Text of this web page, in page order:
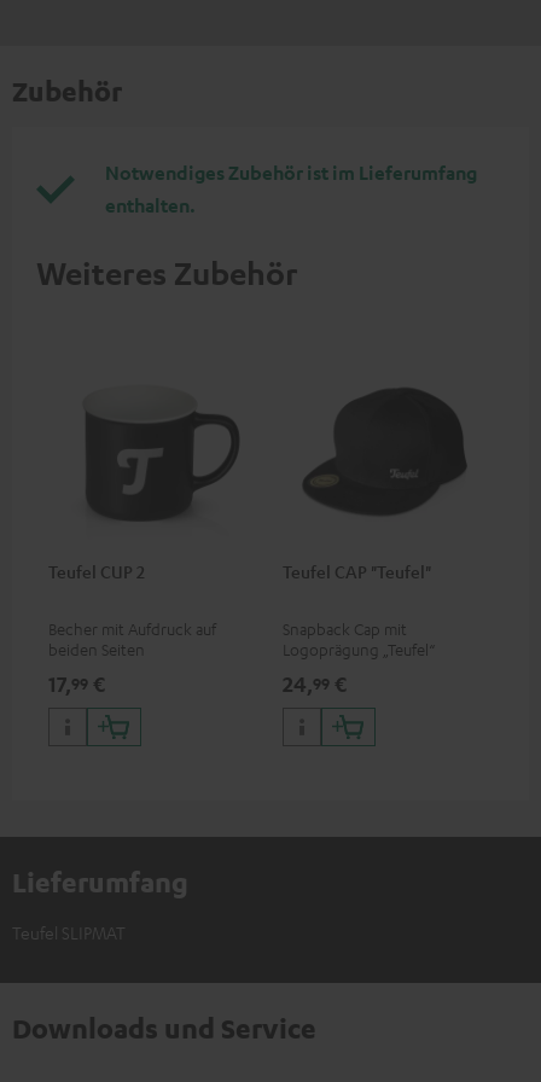
Zubehör
Notwendiges Zubehör ist im Lieferumfang
enthalten.
Weiteres Zubehör
Teufel CUP 2
Becher mit Aufdruck auf
beiden Seiten
17,99 €
Teufel CAP "Teufel"
Snapback Cap mit
Logoprägung „Teufel“
24,99 €
Lieferumfang
Teufel SLIPMAT
Downloads und Service